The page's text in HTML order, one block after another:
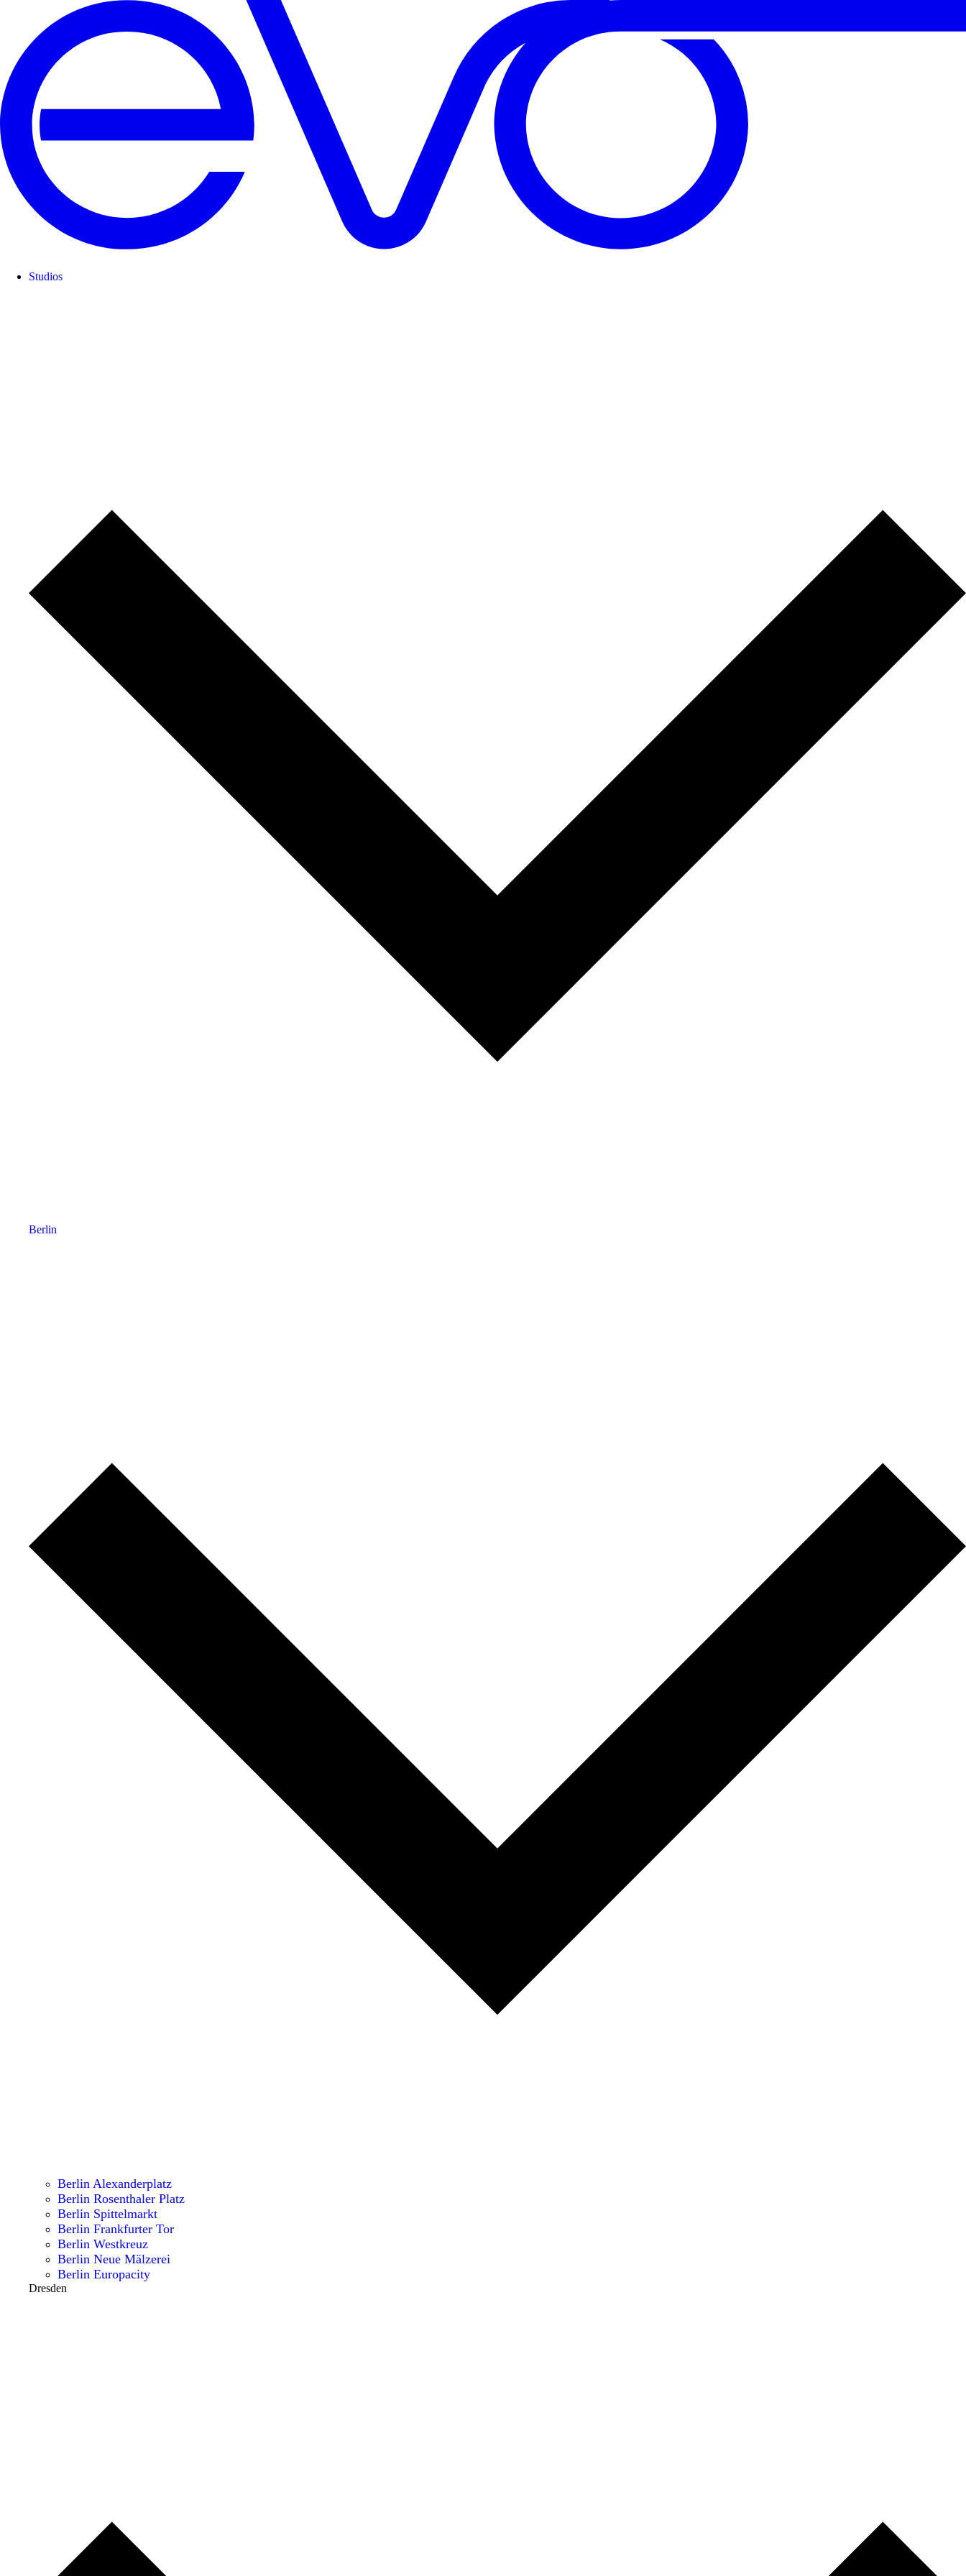
Studios
Berlin
Berlin Alexanderplatz
Berlin Rosenthaler Platz
Berlin Spittelmarkt
Berlin Frankfurter Tor
Berlin Westkreuz
Berlin Neue Mälzerei
Berlin Europacity
Dresden